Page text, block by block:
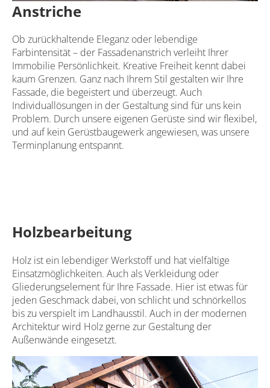
Anstriche
Ob zurückhaltende Eleganz oder lebendige
Farbintensität – der Fassadenanstrich verleiht Ihrer
Immobilie Persönlichkeit. Kreative Freiheit kennt dabei
kaum Grenzen. Ganz nach Ihrem Stil gestalten wir Ihre
Fassade, die begeistert und überzeugt. Auch
Individuallösungen in der Gestaltung sind für uns kein
Problem. Durch unsere eigenen Gerüste sind wir flexibel,
und auf kein Gerüstbaugewerk angewiesen, was unsere
Terminplanung entspannt.
Holzbearbeitung
Holz ist ein lebendiger Werkstoff und hat vielfältige
Einsatzmöglichkeiten. Auch als Verkleidung oder
Gliederungselement für Ihre Fassade. Hier ist etwas für
jeden Geschmack dabei, von schlicht und schnörkellos
bis zu verspielt im Landhausstil. Auch in der modernen
Architektur wird Holz gerne zur Gestaltung der
Außenwände eingesetzt.